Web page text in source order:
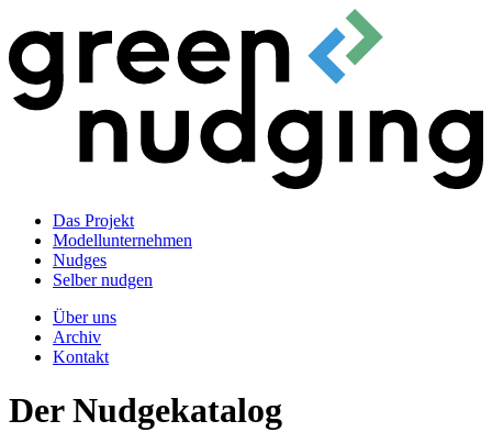
Das Projekt
Modellunternehmen
Nudges
Selber nudgen
Über uns
Archiv
Kontakt
Der Nudgekatalog